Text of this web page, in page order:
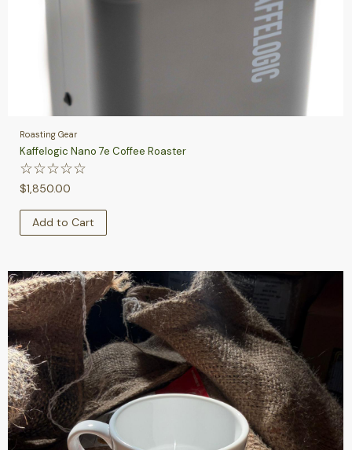
Roasting Gear
Kaffelogic Nano 7e Coffee Roaster
☆☆☆☆☆
$1,850.00
Add to Cart